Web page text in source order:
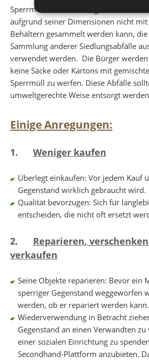
Sperrmüll ist definitionsgemäß fester
aufgrund seiner Dimensionen nicht mit
Behältern gesammelt werden kann,
Sammlung anderer Siedlungsabfälle
verwendet werden. Die Bürger
keine Säcke oder Kartons mit
Sperrmüll zu werfen. Diese Abfälle
umweltgerechte Weise entsorgt
Einige Anregungen:
1. Weniger kaufen
Überlegt einkaufen: Vor jedem Kauf
Gegenstand wirklich gebraucht wird.
Qualität bevorzugen: Sich für
entscheiden, die nicht oft ersetzt
2. Reparieren,
verkaufen
Seine Objekte reparieren: Bevor ein
sperriger Gegenstand weggeworfen
werden, ob er repariert werden kann.
Wiederverwendung in Betracht
Gegenstand an einen Verwandten
einer sozialen Einrichtung zu
Secondhand-Plattform anzubieten.